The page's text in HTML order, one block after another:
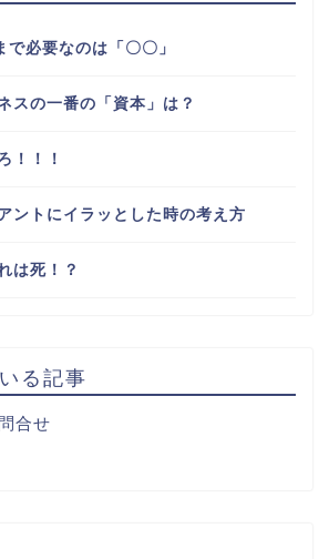
必要なのは「〇〇」
スの一番の「資本」は？
！！！
ントにイラッとした時の考え方
は死！？
る記事
合せ